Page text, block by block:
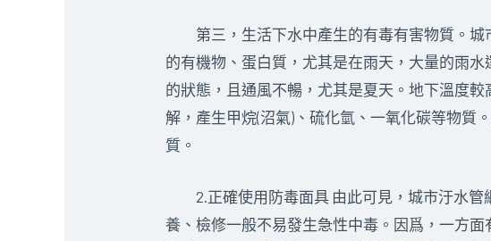
第三，生活下水中產生的有毒有害物質。城
的有機物、蛋白質，尤其是在雨天，大量的雨
的狀態，且通風不暢，尤其是夏天。地下溫度
解，產生甲烷(沼氣)、硫化氫、一氧化碳等物質
質。
2.正確使用防毒面具 由此可見，城市汙水管
養、檢修一般不易發生急性中毒。因爲，一方